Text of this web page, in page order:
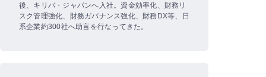
後、キリバ・ジャパンへ入社。資金効率化、財務リ
スク管理強化、財務ガバナンス強化、財務DX等、日
系企業約300社へ助言を行なってきた。